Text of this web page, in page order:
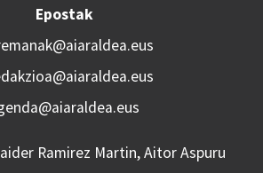
Epostak
Ramirez Martin, Aitor Aspuru